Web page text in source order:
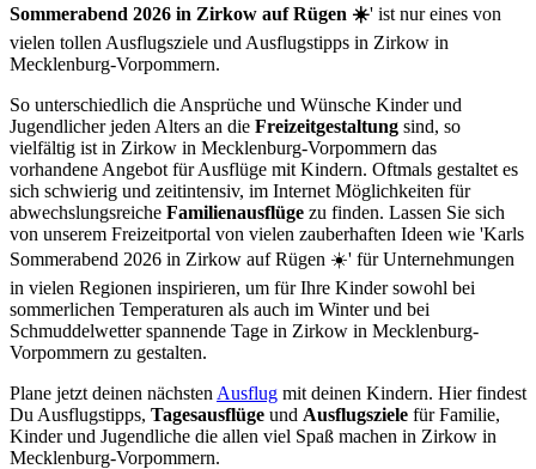
Sommerabend 2026 in Zirkow auf Rügen ☀️' ist nur eines von
vielen tollen Ausflugsziele und Ausflugstipps in Zirkow in
Mecklenburg-Vorpommern.
So unterschiedlich die Ansprüche und Wünsche Kinder und
Jugendlicher jeden Alters an die Freizeitgestaltung sind, so
vielfältig ist in Zirkow in Mecklenburg-Vorpommern das
vorhandene Angebot für Ausflüge mit Kindern. Oftmals gestaltet es
sich schwierig und zeitintensiv, im Internet Möglichkeiten für
abwechslungsreiche Familienausflüge zu finden. Lassen Sie sich
von unserem Freizeitportal von vielen zauberhaften Ideen wie 'Karls
Sommerabend 2026 in Zirkow auf Rügen ☀️' für Unternehmungen
in vielen Regionen inspirieren, um für Ihre Kinder sowohl bei
sommerlichen Temperaturen als auch im Winter und bei
Schmuddelwetter spannende Tage in Zirkow in Mecklenburg-
Vorpommern zu gestalten.
Plane jetzt deinen nächsten Ausflug mit deinen Kindern. Hier findest
Du Ausflugstipps, Tagesausflüge und Ausflugsziele für Familie,
Kinder und Jugendliche die allen viel Spaß machen in Zirkow in
Mecklenburg-Vorpommern.